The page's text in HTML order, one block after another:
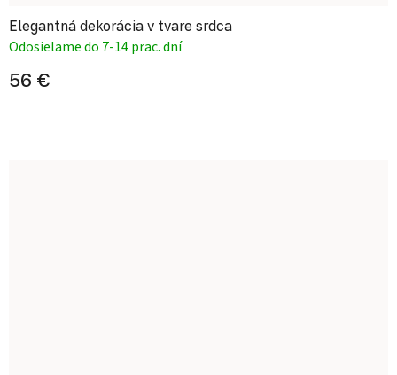
Elegantná dekorácia v tvare srdca
Odosielame do 7-14 prac. dní
56 €